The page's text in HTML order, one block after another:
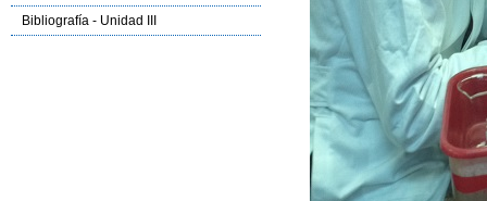
Bibliografía - Unidad III